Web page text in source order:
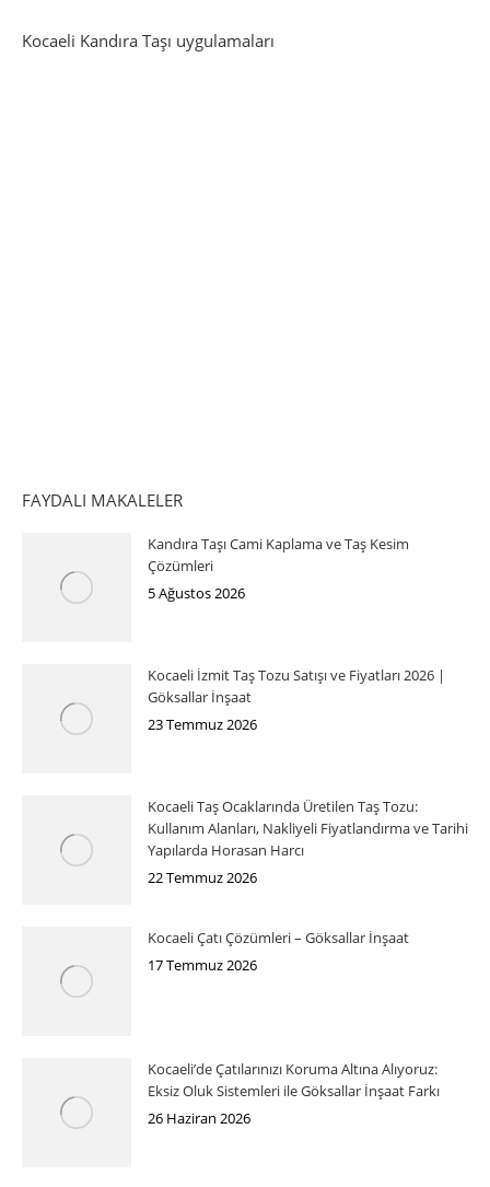
Kocaeli Kandıra Taşı uygulamaları
FAYDALI MAKALELER
Kandıra Taşı Cami Kaplama ve Taş Kesim
Çözümleri
5 Ağustos 2026
Kocaeli İzmit Taş Tozu Satışı ve Fiyatları 2026 |
Göksallar İnşaat
23 Temmuz 2026
Kocaeli Taş Ocaklarında Üretilen Taş Tozu:
Kullanım Alanları, Nakliyeli Fiyatlandırma ve Tarihi
Yapılarda Horasan Harcı
22 Temmuz 2026
Kocaeli Çatı Çözümleri – Göksallar İnşaat
17 Temmuz 2026
Kocaeli’de Çatılarınızı Koruma Altına Alıyoruz:
Eksiz Oluk Sistemleri ile Göksallar İnşaat Farkı
26 Haziran 2026